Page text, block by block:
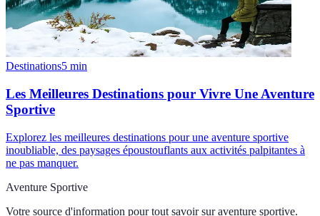
Destinations5 min
Les Meilleures Destinations pour Vivre Une Aventure
Sportive
Explorez les meilleures destinations pour une aventure sportive
inoubliable, des paysages époustouflants aux activités palpitantes à
ne pas manquer.
Aventure Sportive
Votre source d'information pour tout savoir sur aventure sportive.